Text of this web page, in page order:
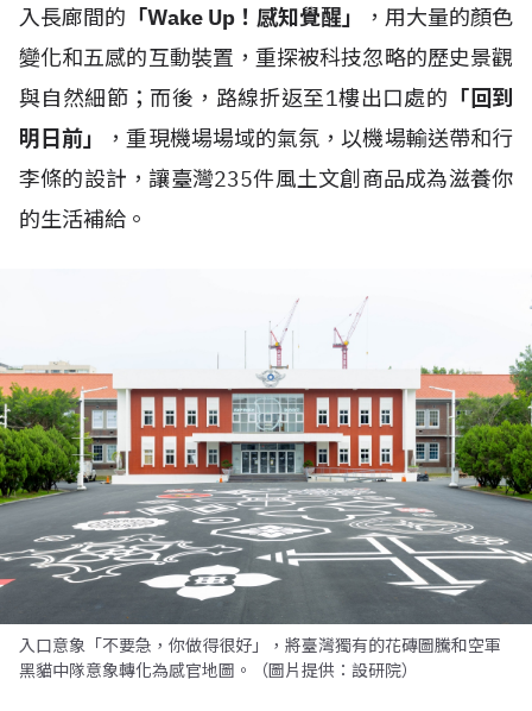
入長廊間的 「Wake Up！感知覺醒」
，用大量的顏色
變化和五感的互動裝置，重探被科技忽略的歷史景觀
與自然細節；而後，路線折返至1樓出口處的 「回到
明日前」
，重現機場場域的氣氛，以機場輸送帶和行
李條的設計，讓臺灣235件風土文創商品成為滋養你
的生活補給。
入口意象「不要急，你做得很好」，將臺灣獨有的花磚圖騰和空軍
黑貓中隊意象轉化為感官地圖。（圖片提供：設研院）